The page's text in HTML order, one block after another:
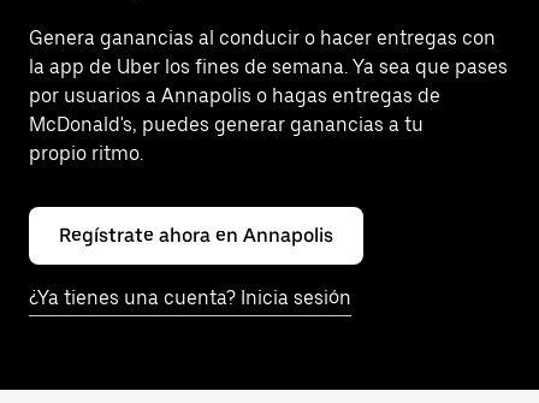
Genera ganancias al conducir o hacer entregas con
la app de Uber los fines de semana. Ya sea que pases
por usuarios a Annapolis o hagas entregas de
McDonald's, puedes generar ganancias a tu
propio ritmo.
Regístrate ahora en Annapolis
¿Ya tienes una cuenta? Inicia sesión